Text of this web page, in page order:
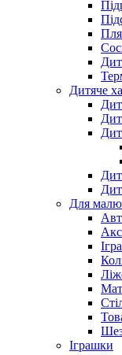
Дитяче
Для
Іграшки